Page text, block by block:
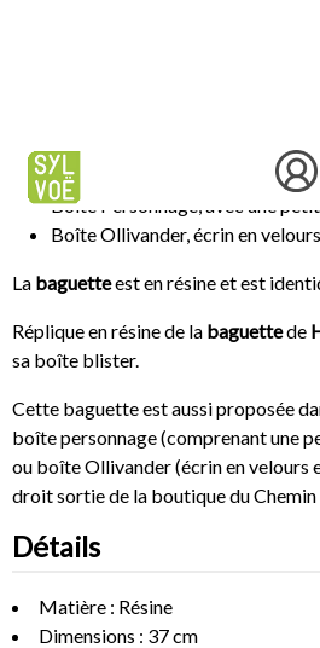
Labaguette est aussi disponible en
Boîte Personnage, avec une
Boîte Ollivander, écrin en
La baguetteest en résine et est
Réplique en résine de la baguettede
sa boîte blister.
Cette baguette est aussi proposée
boîte personnage (comprenant une
ou boîte Ollivander (écrin en velours
droit sortie de la boutique du Chemin
Détails
Matière : Résine
Dimensions : 37 cm